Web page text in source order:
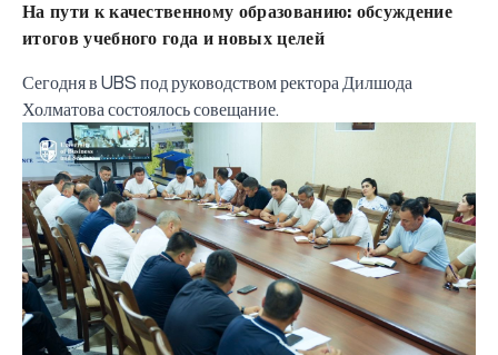
На пути к качественному образованию: обсуждение
итогов учебного года и новых целей
Сегодня в UBS под руководством ректора Дилшода
Холматова состоялось совещание.